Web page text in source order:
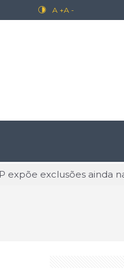
A +A -
expõe exclusões ainda
na tecnologia